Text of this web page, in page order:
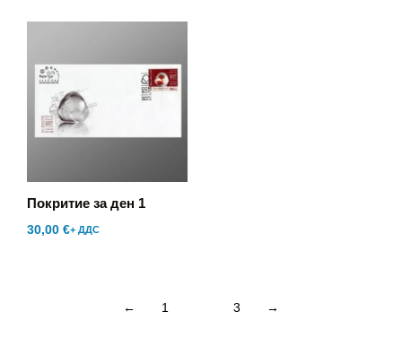
Покритие за ден 1
30,00 €+ ДДС
← 1 3 →